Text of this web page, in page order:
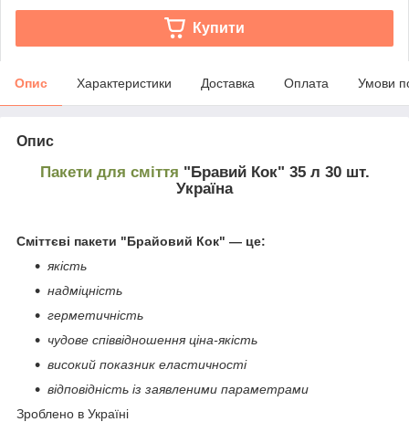
Купити
Опис Характеристики Доставка Оплата Умови
Опис
Пакети для сміття "Бравий Кок" 35 л 30 шт.
Україна
Сміттєві пакети "Брайовий Кок" — це:
якість
надміцність
герметичність
чудове співвідношення ціна-якість
високий показник еластичності
відповідність із заявленими параметрами
Зроблено в Україні